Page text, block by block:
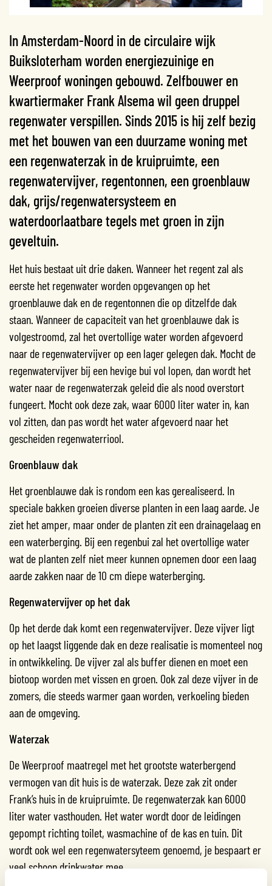
In Amsterdam-Noord in de circulaire wijk
Buiksloterham worden energiezuinige en
Weerproof woningen gebouwd. Zelfbouwer en
kwartiermaker Frank Alsema wil geen druppel
regenwater verspillen. Sinds 2015 is hij zelf bezig
met het bouwen van een duurzame woning met
een regenwaterzak in de kruipruimte, een
regenwatervijver, regentonnen, een groenblauw
dak, grijs/regenwatersysteem en
waterdoorlaatbare tegels met groen in zijn
geveltuin.
Het huis bestaat uit drie daken. Wanneer het regent zal als
eerste het regenwater worden opgevangen op het
groenblauwe dak en de regentonnen die op ditzelfde dak
staan. Wanneer de capaciteit van het groenblauwe dak is
volgestroomd, zal het overtollige water worden afgevoerd
naar de regenwatervijver op een lager gelegen dak. Mocht de
regenwatervijver bij een hevige bui vol lopen, dan wordt het
water naar de regenwaterzak geleid die als nood overstort
fungeert. Mocht ook deze zak, waar 6000 liter water in, kan
vol zitten, dan pas wordt het water afgevoerd naar het
gescheiden regenwaterriool.
Groenblauw dak
Het groenblauwe dak is rondom een kas gerealiseerd. In
speciale bakken groeien diverse planten in een laag aarde. Je
ziet het amper, maar onder de planten zit een drainagelaag en
een waterberging. Bij een regenbui zal het overtollige water
wat de planten zelf niet meer kunnen opnemen door een laag
aarde zakken naar de 10 cm diepe waterberging.
Regenwatervijver op het dak
Op het derde dak komt een regenwatervijver. Deze vijver ligt
op het laagst liggende dak en deze realisatie is momenteel nog
in ontwikkeling. De vijver zal als buffer dienen en moet een
biotoop worden met vissen en groen. Ook zal deze vijver in de
zomers, die steeds warmer gaan worden, verkoeling bieden
aan de omgeving.
Waterzak
De Weerproof maatregel met het grootste waterbergend
vermogen van dit huis is de waterzak. Deze zak zit onder
Frank’s huis in de kruipruimte. De regenwaterzak kan 6000
liter water vasthouden. Het water wordt door de leidingen
gepompt richting toilet, wasmachine of de kas en tuin. Dit
wordt ook wel een regenwatersyteem genoemd, je bespaart er
veel schoon drinkwater mee.